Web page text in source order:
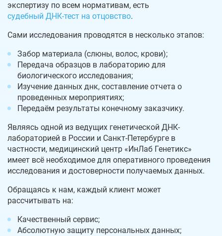
экспертизу по всем нормативам, есть
судебный ДНК-тест на отцовство.
Сами исследования проводятся в несколько этапов:
Забор материала (слюны, волос, крови);
Передача образцов в лабораторию для
биологического исследования;
Изучение данных днк, составление отчета о
проведенных мероприятиях;
Передаём результаты конечному заказчику.
Являясь одной из ведущих генетической ДНК-
лабораторией в России и Санкт-Петербурге в
частности, медицинский центр «ИнЛаб Генетикс»
имеет всё необходимое для оперативного проведения
исследования и достоверности получаемых данных.
Обращаясь к нам, каждый клиент может
рассчитывать на:
Качественный сервис;
Абсолютную защиту персональных данных;